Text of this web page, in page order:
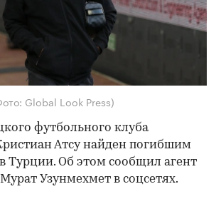
Global Look Press)
футбольного клуба
Атсу найден погибшим
Турции. Об этом сообщил агент
Узунмехмет в соцсетях.